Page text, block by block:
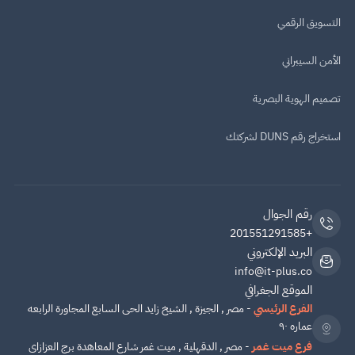
التسويق الرقمي
الأمن السيبراني
تصميم الهوية البصرية
استخراج رقم DUNS لشركتك
رقم الجوال
+201551291585
البريد الإلكتروني
info@it-plus.co
الموقع الجغرافي
الفرع الرئيسي- مصر , الجيزة , الشيخ زايد الحى السابع المجاورة الرابعه
عماره ٩٠
فرع ميت غمر - مصر , الدقهلية , ميت غمر شارع المعاهدة برج العزازاى